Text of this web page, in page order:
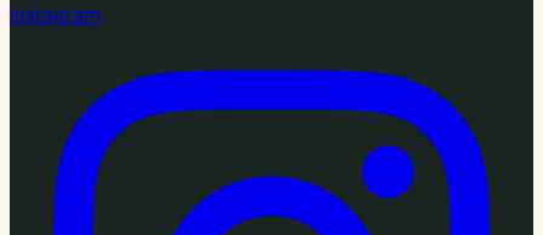
Instagram